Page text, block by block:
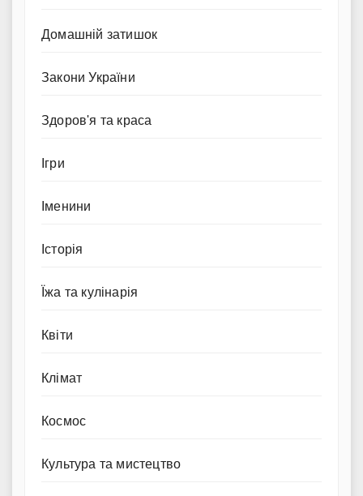
Домашній затишок
Закони України
Здоров'я та краса
Ігри
Іменини
Історія
Їжа та кулінарія
Квіти
Клімат
Космос
Культура та мистецтво